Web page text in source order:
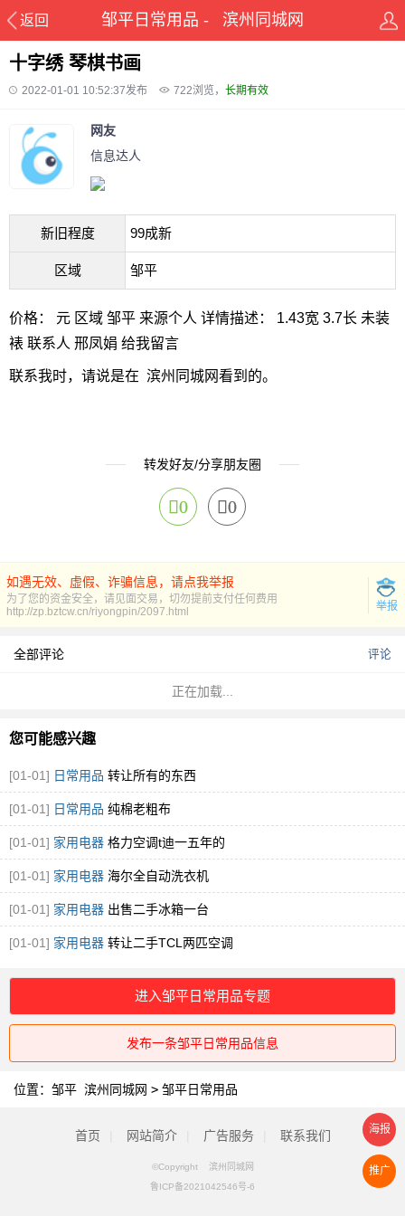
返回 邹平日常用品 - 滨州同城网
十字绣 琴棋书画
2022-01-01 10:52:37发布 722浏览， 长期有效
网友
信息达人
新旧程度 99成新
区域 邹平
价格： 元 区域 邹平 来源个人 详情描述： 1.43宽 3.7长 未装
裱 联系人 邢凤娟 给我留言
联系我时，请说是在 滨州同城网看到的。
转发好友/分享朋友圈
0 0
如遇无效、虚假、诈骗信息，请点我举报
为了您的资金安全，请见面交易，切勿提前支付任何费用
举报
http://zp.bztcw.cn/riyongpin/2097.html
全部评论 评论
正在加载...
您可能感兴趣
[01-01] 日常用品 转让所有的东西
[01-01] 日常用品 纯棉老粗布
[01-01] 家用电器 格力空调t迪一五年的
[01-01] 家用电器 海尔全自动洗衣机
[01-01] 家用电器 出售二手冰箱一台
[01-01] 家用电器 转让二手TCL两匹空调
进入邹平日常用品专题
发布一条邹平日常用品信息
位置： 邹平 滨州同城网 > 邹平日常用品
首页 网站简介 广告服务 联系我们
©Copyright 滨州同城网
鲁ICP备2021042546号-6
推广
海报